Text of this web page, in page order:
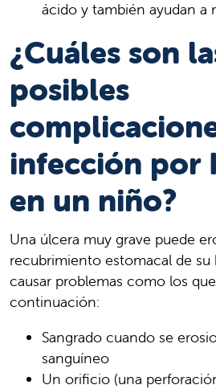
ácido y también ayudan a
¿Cuáles son
posibles
infección por
en un niño?
Una úlcera muy grave puede
recubrimiento estomacal de su
causar problemas como los
continuación:
Sangrado cuando se
sanguíneo
Un orificio (una